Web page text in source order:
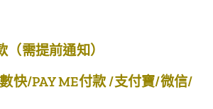
（需提前通知）
快/PAY ME付款 /支付寶/微信/